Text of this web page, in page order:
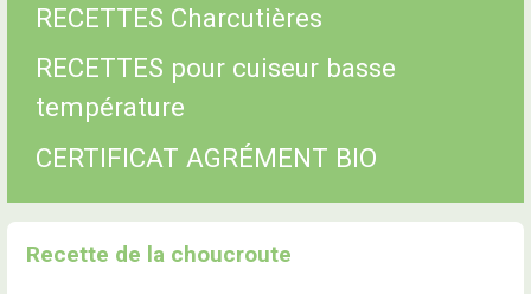
RECETTES Charcutières
RECETTES pour cuiseur basse
température
CERTIFICAT AGRÉMENT BIO
Recette de la choucroute